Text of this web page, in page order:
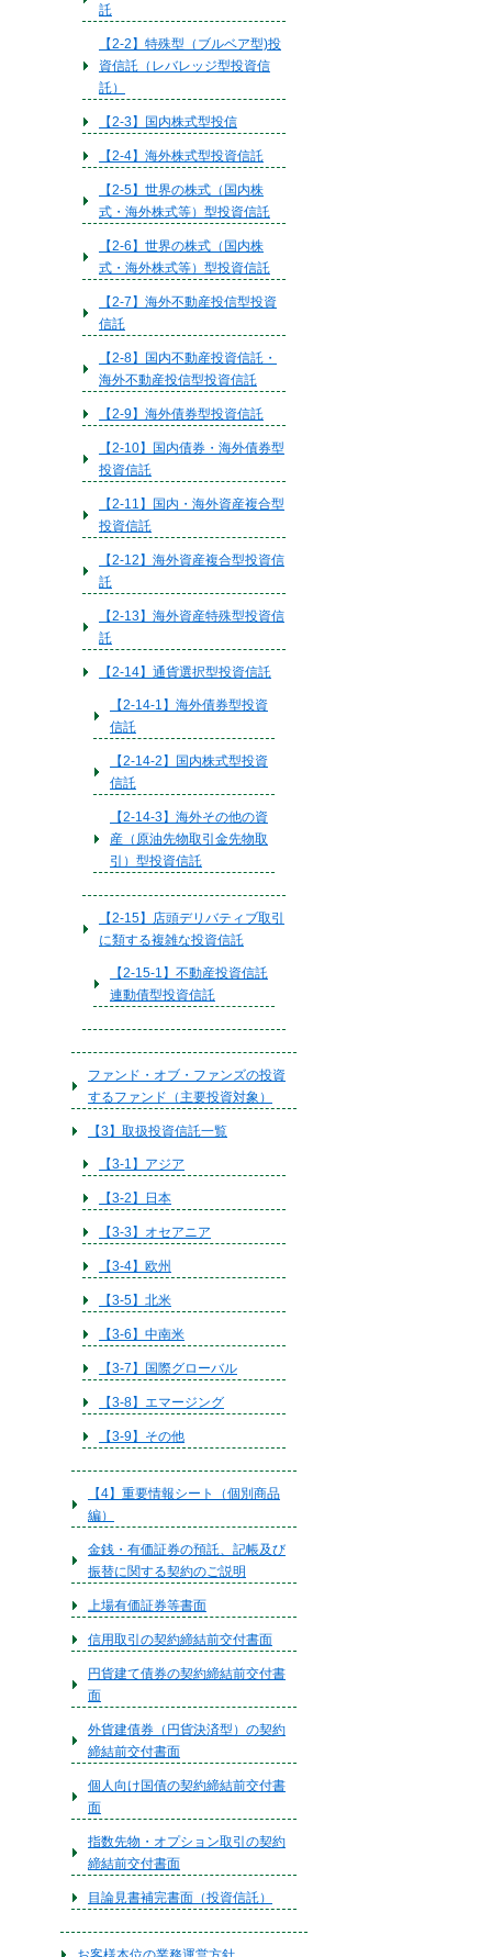
託
【2-2】特殊型（ブルベア型)投
資信託（レバレッジ型投資信
託）
【2-3】国内株式型投信
【2-4】海外株式型投資信託
【2-5】世界の株式（国内株
式・海外株式等）型投資信託
【2-6】世界の株式（国内株
式・海外株式等）型投資信託
【2-7】海外不動産投信型投資
信託
【2-8】国内不動産投資信託・
海外不動産投信型投資信託
【2-9】海外債券型投資信託
【2-10】国内債券・海外債券型
投資信託
【2-11】国内・海外資産複合型
投資信託
【2-12】海外資産複合型投資信
託
【2-13】海外資産特殊型投資信
託
【2-14】通貨選択型投資信託
【2-14-1】海外債券型投資
信託
【2-14-2】国内株式型投資
信託
【2-14-3】海外その他の資
産（原油先物取引金先物取
引）型投資信託
【2-15】店頭デリバティブ取引
に類する複雑な投資信託
【2-15-1】不動産投資信託
連動債型投資信託
ファンド・オブ・ファンズの投資
するファンド（主要投資対象）
【3】取扱投資信託一覧
【3-1】アジア
【3-2】日本
【3-3】オセアニア
【3-4】欧州
【3-5】北米
【3-6】中南米
【3-7】国際グローバル
【3-8】エマージング
【3-9】その他
【4】重要情報シート（個別商品
編）
金銭・有価証券の預託、記帳及び
振替に関する契約のご説明
上場有価証券等書面
信用取引の契約締結前交付書面
円貨建て債券の契約締結前交付書
面
外貨建債券（円貨決済型）の契約
締結前交付書面
個人向け国債の契約締結前交付書
面
指数先物・オプション取引の契約
締結前交付書面
目論見書補完書面（投資信託）